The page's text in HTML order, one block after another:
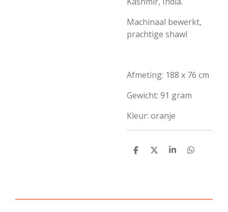
Machinaal bewerkt,
prachtige shawl
Afmeting: 188 x 76 cm
Gewicht: 91 gram
Kleur: oranje
D
D
S
D